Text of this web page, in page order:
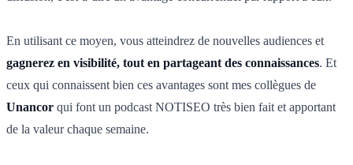
En utilisant ce moyen, vous atteindrez de nouvelles audiences et
gagnerez en visibilité, tout en partageant des connaissances. Et
ceux qui connaissent bien ces avantages sont mes collègues de
Unancor qui font un podcast NOTISEO très bien fait et apportant
de la valeur chaque semaine.